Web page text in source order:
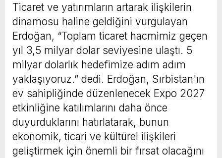
Ticaret ve yatırımların artarak ilişkilerin
dinamosu haline geldiğini vurgulayan
Erdoğan, “Toplam ticaret hacmimiz geçen
yıl 3,5 milyar dolar seviyesine ulaştı. 5
milyar dolarlık hedefimize adım adım
yaklaşıyoruz.” dedi. Erdoğan, Sırbistan'ın
ev sahipliğinde düzenlenecek Expo 2027
etkinliğine katılımlarını daha önce
duyurduklarını hatırlatarak, bunun
ekonomik, ticari ve kültürel ilişkileri
geliştirmek için önemli bir fırsat olacağını